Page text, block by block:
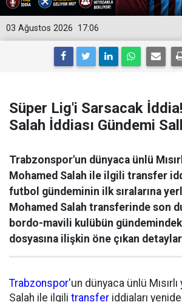
17:06
03 Ağustos 2026
Süper Lig'i Sarsacak
Salah İddiası Gündemi
Trabzonspor'un dünyaca ünlü
Mohamed Salah ile ilgili transfer
futbol gündeminin ilk sıralarına
Mohamed Salah transferinde son
bordo-mavili kulübün
dosyasına ilişkin öne çıkan
Trabzonspor'un dünyaca ünlü Mısırlı
Salah ile ilgili transfer iddiaları